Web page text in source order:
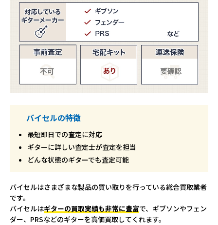
バイセルの特徴
最短即日での査定に対応
ギターに詳しい査定士が査定を担当
どんな状態のギターでも査定可能
バイセルはさまざまな製品の買い取りを行っている総合買取業者
です。
バイセルはギターの買取実績も非常に豊富で、ギブソンやフェン
ダー、PRSなどのギターを高価買取してくれます。